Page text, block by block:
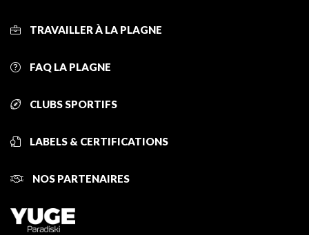
TRAVAILLER À LA PLAGNE
FAQ LA PLAGNE
CLUBS SPORTIFS
LABELS & CERTIFICATIONS
NOS PARTENAIRES